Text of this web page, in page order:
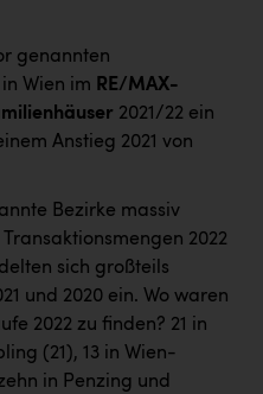
genannten
Wien im RE/MAX-
2021/22 ein
Anstieg 2021 von
Bezirke massiv
2022
sich großteils
und 2020 ein. Wo waren
2022 zu finden? 21 in
(21), 13 in Wien-
in Penzing und